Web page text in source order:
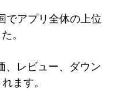
でアプリ全体の上位
。
、レビュー、ダウン
ます。